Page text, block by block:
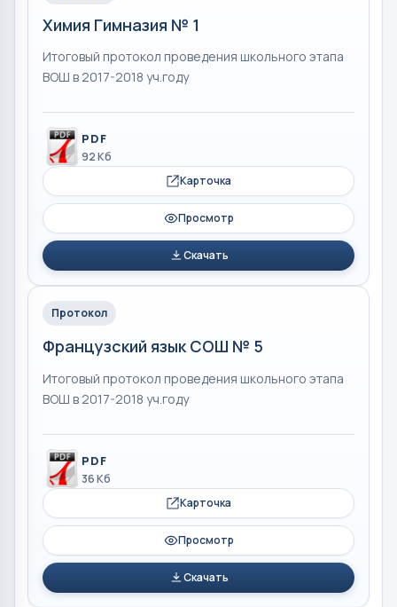
Химия Гимназия № 1
Итоговый протокол проведения школьного этапа
ВОШ в 2017-2018 уч.году
PDF
92 Кб
Карточка
Просмотр
Скачать
Протокол
Французский язык СОШ № 5
Итоговый протокол проведения школьного этапа
ВОШ в 2017-2018 уч.году
PDF
36 Кб
Карточка
Просмотр
Скачать